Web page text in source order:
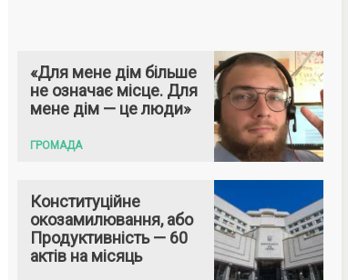
«Для мене дім більше
не означає місце. Для
мене дім — це люди»
ГРОМАДА
Конституційне
окозамилювання, або
Продуктивність — 60
актів на місяць